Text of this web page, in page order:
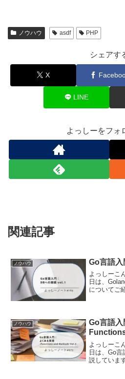
ノウハウ asdf PHP
シェアす
X
LINE
よっしーをフォ
関連記事
ノウハウ Go言語
よっしーこ
日は、
についてご
の基本...
ノウハウ
Go言語入
よっしーこ
日は、Go
説していま